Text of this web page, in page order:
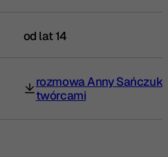
od lat 14
rozmowa Anny Sańczuk
twórcami
(otwiera się w nowej karcie)